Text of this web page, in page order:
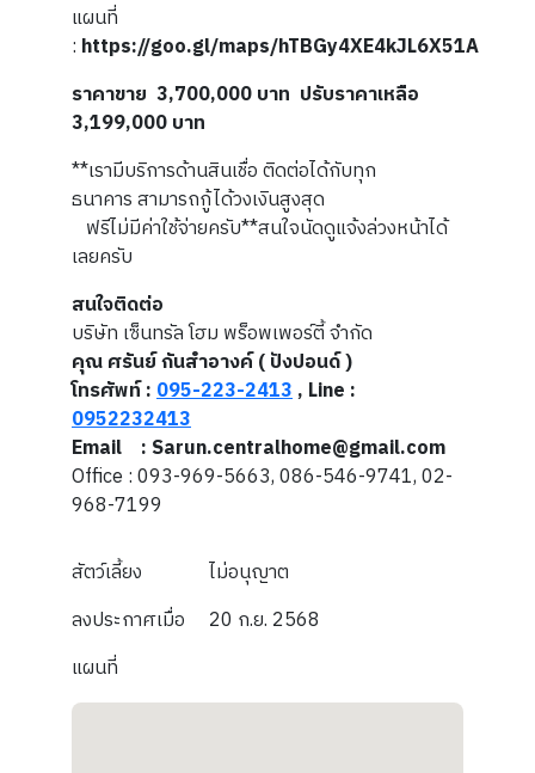
แผนที่
: https://goo.gl/maps/hTBGy4XE4kJL6X51A
ราคาขาย 3,700,000 บาท ปรับราคาเหลือ
3,199,000 บาท
**เรามีบริการด้านสินเชื่อ ติดต่อได้กับทุก
ธนาคาร สามารถกู้ได้วงเงินสูงสุด
ฟรีไม่มีค่าใช้จ่ายครับ**สนใจนัดดูแจ้งล่วงหน้าได้
เลยครับ
สนใจติดต่อ
บริษัท เซ็นทรัล โฮม พร็อพเพอร์ตี้ จำกัด
คุณ ศรันย์ กันสำอางค์ ( ปังปอนด์ )
โทรศัพท์ :095-223-2413, Line :
0952232413
Email : Sarun.centralhome@gmail.com
Office : 093-969-5663, 086-546-9741, 02-
968-7199
สัตว์เลี้ยง
ไม่อนุญาต
ลงประกาศเมื่อ
20 ก.ย. 2568
แผนที่